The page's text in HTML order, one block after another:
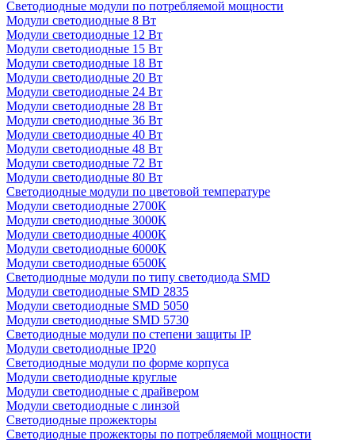
Светодиодные модули по потребляемой мощности
Модули светодиодные 8 Вт
Модули светодиодные 12 Вт
Модули светодиодные 15 Вт
Модули светодиодные 18 Вт
Модули светодиодные 20 Вт
Модули светодиодные 24 Вт
Модули светодиодные 28 Вт
Модули светодиодные 36 Вт
Модули светодиодные 40 Вт
Модули светодиодные 48 Вт
Модули светодиодные 72 Вт
Модули светодиодные 80 Вт
Светодиодные модули по цветовой температуре
Модули светодиодные 2700К
Модули светодиодные 3000К
Модули светодиодные 4000К
Модули светодиодные 6000К
Модули светодиодные 6500К
Светодиодные модули по типу светодиода SMD
Модули светодиодные SMD 2835
Модули светодиодные SMD 5050
Модули светодиодные SMD 5730
Светодиодные модули по степени защиты IP
Модули светодиодные IP20
Светодиодные модули по форме корпуса
Модули светодиодные круглые
Модули светодиодные с драйвером
Модули светодиодные с линзой
Светодиодные прожекторы
Светодиодные прожекторы по потребляемой мощности